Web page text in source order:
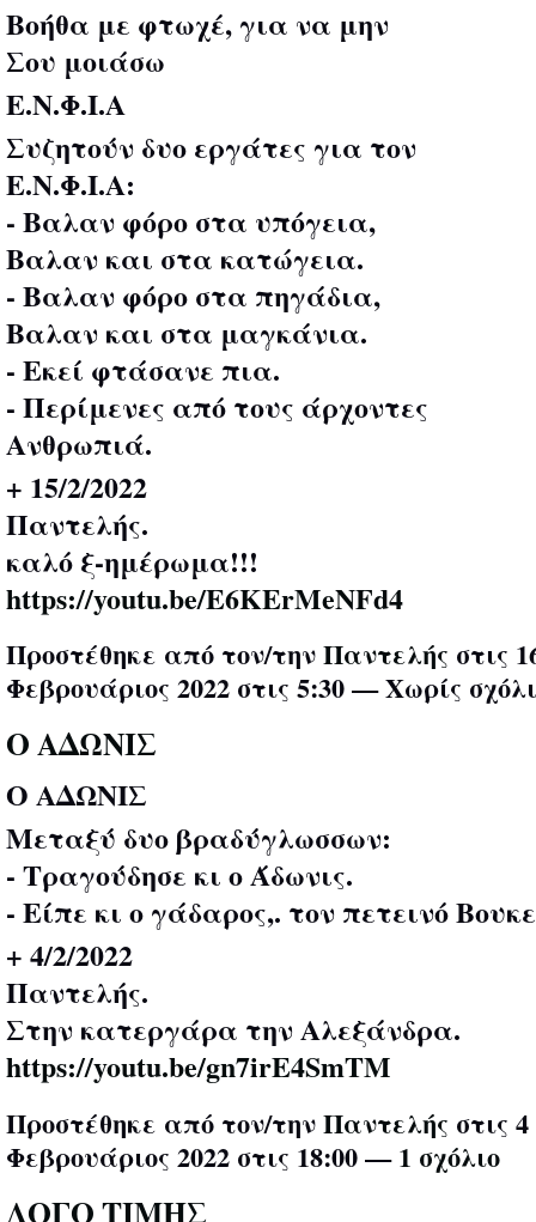
Βοήθα με φτωχέ, για να μην
Σου μοιάσω
Ε.Ν.Φ.Ι.Α
Συζητούν δυο εργάτες για τον
Ε.Ν.Φ.Ι.Α:
- Βαλαν φόρο στα υπόγεια,
Βαλαν και στα κατώγεια.
- Βαλαν φόρο στα πηγάδια,
Βαλαν και στα μαγκάνια.
- Εκεί φτάσανε πια.
- Περίμενες από τους άρχοντες
Ανθρωπιά.
+ 15/2/2022
Παντελής.
καλό ξ-ημέρωμα!!!
https://youtu.be/E6KErMeNFd4
Προστέθηκε από τον/τηνΠαντελής στις
Φεβρουάριος 2022 στις 5:30 — Χωρίς
Ο ΑΔΩΝΙΣ
Ο ΑΔΩΝΙΣ
Μεταξύ δυο βραδύγλωσσων:
- Τραγούδησε κι ο Άδωνις.
- Είπε κι ο γάδαρος,. τον πετεινό
+ 4/2/2022
Παντελής.
Στην κατεργάρα την Αλεξάνδρα.
https://youtu.be/gn7irE4SmTM
Προστέθηκε από τον/τηνΠαντελής στις 4
Φεβρουάριος 2022 στις 18:00 —1 σχόλιο
ΛΟΓΟ ΤΙΜΗΣ